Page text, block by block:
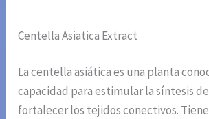
Centella Asiatica Extract
La centella asiática es una planta
capacidad para estimular la síntesis
fortalecer los tejidos conectivos.